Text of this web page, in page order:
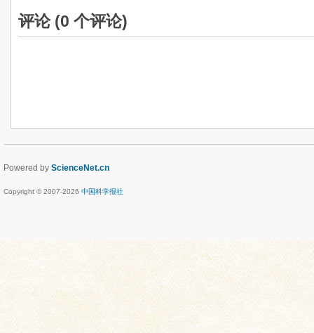
评论 (0 个评论)
Powered by ScienceNet.cn
Copyright © 2007-2026 中国科学报社